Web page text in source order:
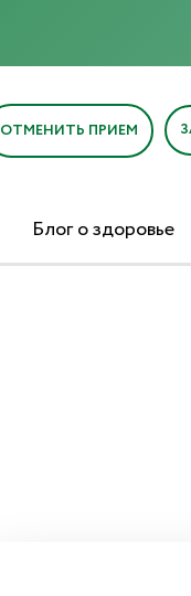
ОТМЕНИТЬ ПРИЕМ
Блог о здоровье